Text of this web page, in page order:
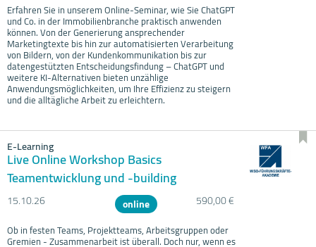
Erfahren Sie in unserem Online-Seminar, wie Sie ChatGPT
und Co. in der Immobilienbranche praktisch anwenden
können. Von der Generierung ansprechender
Marketingtexte bis hin zur automatisierten Verarbeitung
von Bildern, von der Kundenkommunikation bis zur
datengestützten Entscheidungsfindung – ChatGPT und
weitere KI-Alternativen bieten unzählige
Anwendungsmöglichkeiten, um Ihre Effizienz zu steigern
und die alltägliche Arbeit zu erleichtern.
E-Learning
Live Online Workshop Basics
Teamentwicklung und -building
15.10.26 online 590,00 €
Ob in festen Teams, Projektteams, Arbeitsgruppen oder
Gremien - Zusammenarbeit ist überall. Doch nur, wenn es